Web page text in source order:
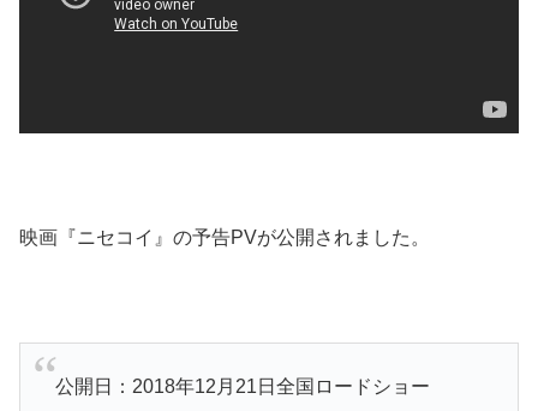
映画『ニセコイ』の予告PVが公開されました。
公開日：2018年12月21日全国ロードショー